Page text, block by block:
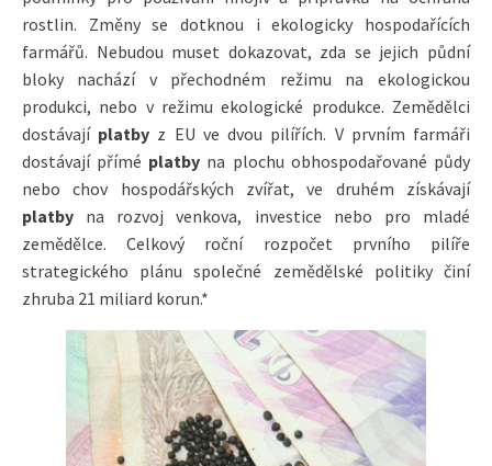
rostlin. Změny se dotknou i ekologicky hospodařících
farmářů. Nebudou muset dokazovat, zda se jejich půdní
bloky nachází v přechodném režimu na ekologickou
produkci, nebo v režimu ekologické produkce. Zemědělci
dostávají platby z EU ve dvou pilířích. V prvním farmáři
dostávají přímé platby na plochu obhospodařované půdy
nebo chov hospodářských zvířat, ve druhém získávají
platby na rozvoj venkova, investice nebo pro mladé
zemědělce. Celkový roční rozpočet prvního pilíře
strategického plánu společné zemědělské politiky činí
zhruba 21 miliard korun.*